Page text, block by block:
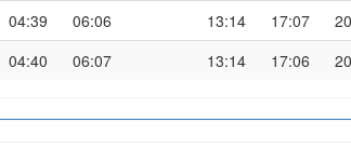
04:39 06:06 13:14 17:07
04:40 06:07 13:14 17:06